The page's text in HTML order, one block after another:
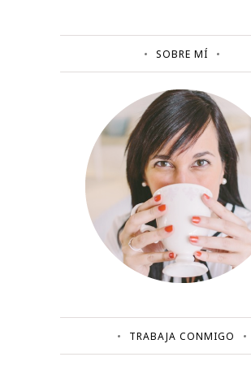
SOBRE MÍ
TRABAJA CONMIGO